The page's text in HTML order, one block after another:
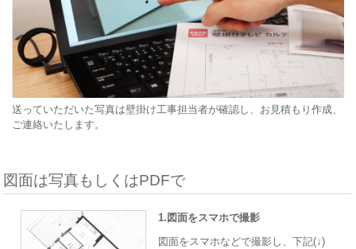
送っていただいた写真は壁掛け工事担当者が確認し、お見積もり作成、
ご連絡いたします。
図面は写真もしくはPDFで
1.図面をスマホで撮影
図面をスマホなどで撮影し、下記(↓)